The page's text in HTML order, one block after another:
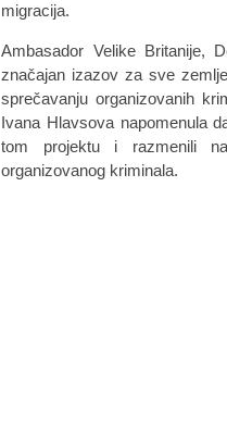
migracija.
Ambasador Velike Britanije,
značajan izazov za sve
sprečavanju organizovanih
Ivana Hlavsova napomenula
tom projektu i razmenili
organizovanog kriminala.